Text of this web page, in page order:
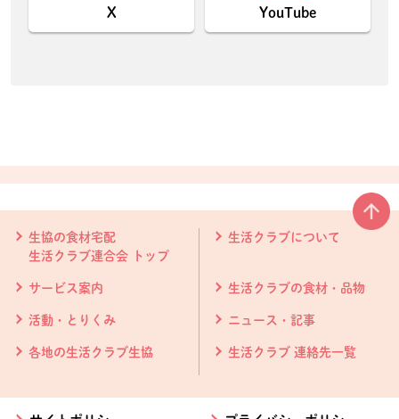
X YouTube
生協の食材宅配
生活クラブ連合会 トップ
生活クラブについて
サービス案内 生活クラブの食材・品物
活動・とりくみ ニュース・記事
各地の生活クラブ生協 生活クラブ 連絡先一覧